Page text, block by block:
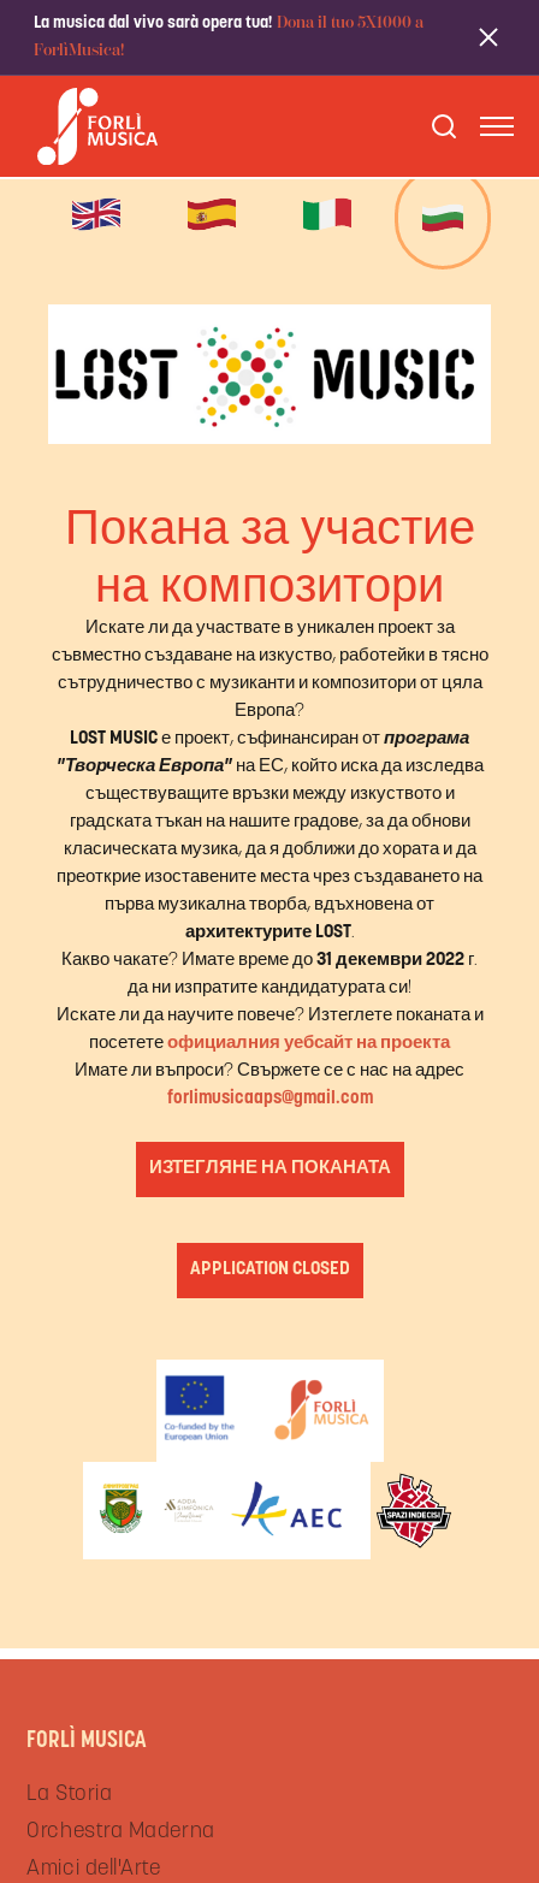
La musica dal vivo sarà opera tua! Dona il tuo 5X1000 a
ForlìMusica!
Покана за участие
на композитори
Искате ли да участвате в уникален проект за
съвместно създаване на изкуство, работейки в тясно
сътрудничество с музиканти и композитори от цяла
Европа?
LOST MUSIC е проект, съфинансиран от програма
"Творческа Европа"на ЕС, който иска да изследва
съществуващите връзки между изкуството и
градската тъкан на нашите градове, за да обнови
класическата музика, да я доближи до хората и да
преоткрие изоставените места чрез създаването на
първа музикална творба, вдъхновена от
архитектурите LOST.
Какво чакате? Имате време до 31 декември 2022 г.
да ни изпратите кандидатурата си!
Искате ли да научите повече? Изтеглете поканата и
посетете официалния уебсайт на проекта
Имате ли въпроси? Свържете се с нас на адрес
forlimusicaaps@gmail.com
ИЗТЕГЛЯНЕ НА ПОКАНАТА
APPLICATION CLOSED
FORLÌ MUSICA
La Storia
Orchestra Maderna
Amici dell'Arte